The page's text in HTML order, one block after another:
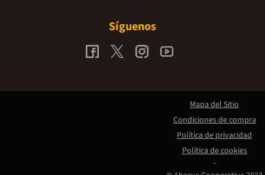
Síguenos
Mapa del Sitio
Condiciones de compra
Política de privacidad
Política de cookies